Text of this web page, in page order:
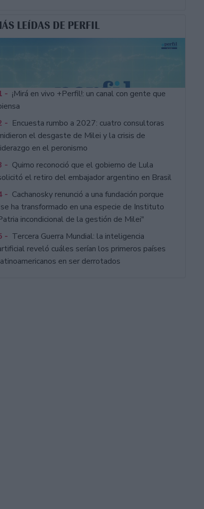
LEÍDAS DE PERFIL
- ¡Mirá en vivo +Perfil!: un canal con gente que
- Encuesta rumbo a 2027: cuatro consultoras
el desgaste de Milei y la crisis de
en el peronismo
- Quirno reconoció que el gobierno de Lula
el retiro del embajador argentino en Brasil
- Cachanosky renunció a una fundación porque
ha transformado en una especie de Instituto
incondicional de la gestión de Milei"
- Tercera Guerra Mundial: la inteligencia
reveló cuáles serían los primeros países
en ser derrotados